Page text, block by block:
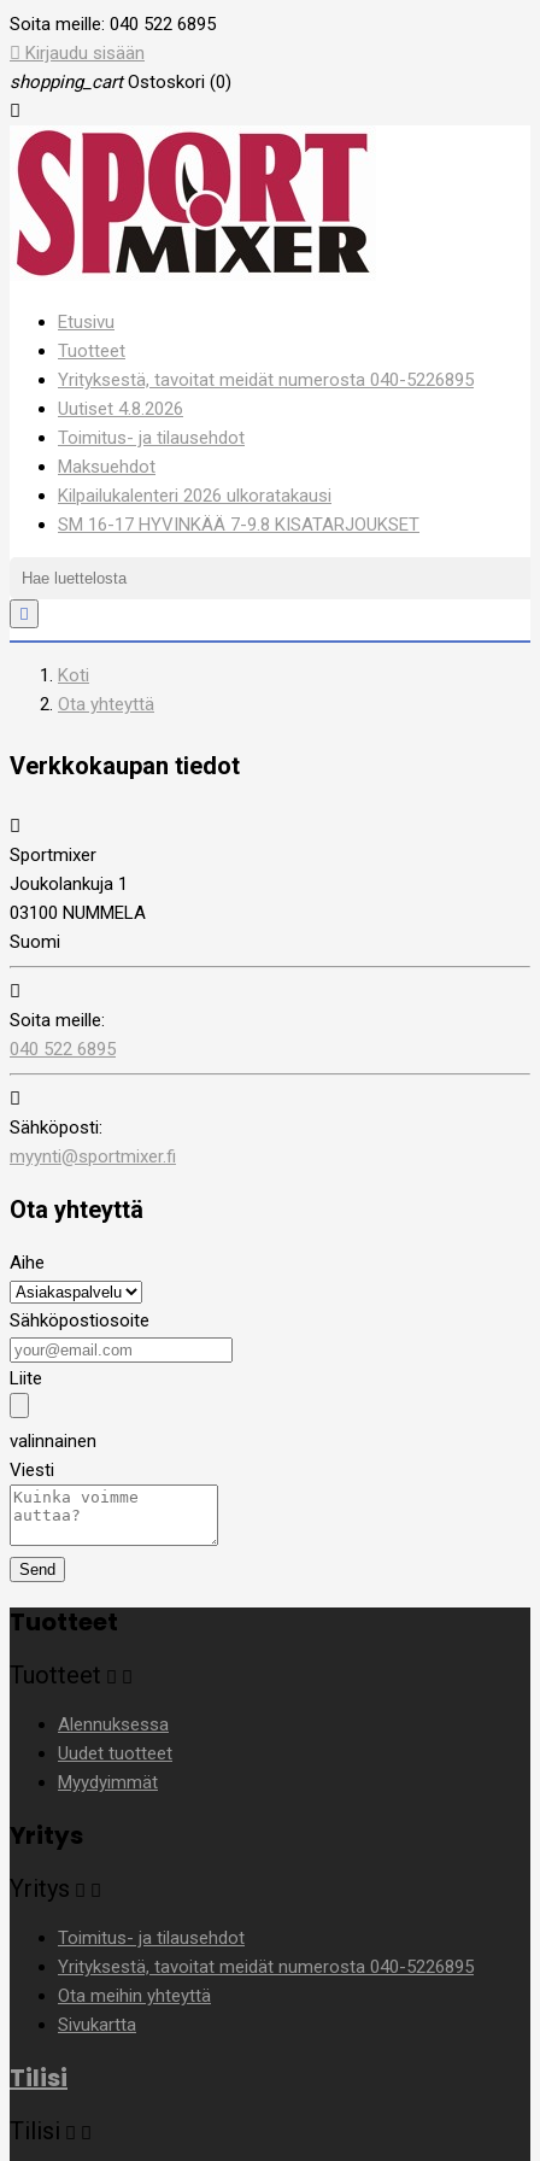
Soita meille: 040 522 6895
 Kirjaudu sisään
shopping_cart Ostoskori (0)

Etusivu
Tuotteet
Yrityksestä, tavoitat meidät numerosta 040-5226895
Uutiset 4.8.2026
Toimitus- ja tilausehdot
Maksuehdot
Kilpailukalenteri 2026 ulkoratakausi
SM 16-17 HYVINKÄÄ 7-9.8 KISATARJOUKSET

Koti
Ota yhteyttä
Verkkokaupan tiedot

Sportmixer
Joukolankuja 1
03100 NUMMELA
Suomi

Soita meille:
040 522 6895

Sähköposti:
myynti@sportmixer.fi
Ota yhteyttä
Aihe
Sähköpostiosoite
Liite
valinnainen
Viesti
Send
Tuotteet
Tuotteet  
Alennuksessa
Uudet tuotteet
Myydyimmät
Yritys
Yritys  
Toimitus- ja tilausehdot
Yrityksestä, tavoitat meidät numerosta 040-5226895
Ota meihin yhteyttä
Sivukartta
Tilisi
Tilisi  